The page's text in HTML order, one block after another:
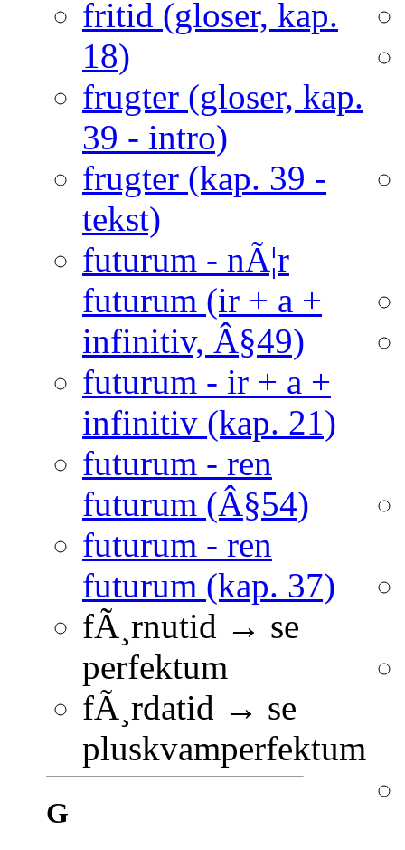
fritid (gloser, kap.
18)
frugter (gloser, kap.
39 - intro)
frugter (kap. 39 -
tekst)
futurum - nÃ¦r
futurum (ir + a +
infinitiv, Â§49)
futurum - ir + a +
infinitiv (kap. 21)
futurum - ren
futurum (Â§54)
futurum - ren
futurum (kap. 37)
fÃ¸rnutid → se
perfektum
fÃ¸rdatid → se
pluskvamperfektum
G